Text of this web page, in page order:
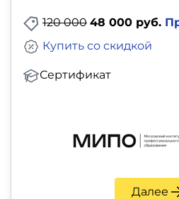
120 000 48 000 руб.
Сертификат
Купить со скидкой
Далее